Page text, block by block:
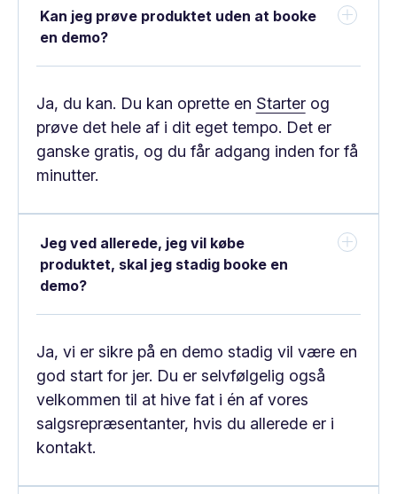
Kan jeg prøve produktet uden at booke
en demo?
Ja, du kan. Du kan oprette en Starterog
prøve det hele af i dit eget tempo. Det er
ganske gratis, og du får adgang inden for få
minutter.
Jeg ved allerede, jeg vil købe
produktet, skal jeg stadig booke en
demo?
Ja, vi er sikre på en demo stadig vil være en
god start for jer. Du er selvfølgelig også
velkommen til at hive fat i én af vores
salgsrepræsentanter, hvis du allerede er i
kontakt.